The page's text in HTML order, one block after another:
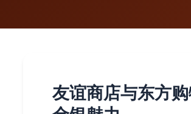
友谊商店与东方